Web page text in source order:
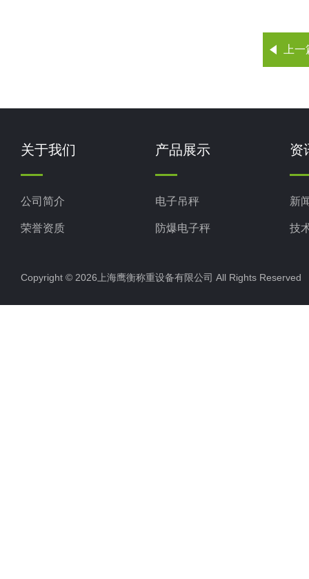
上
关于我们
公司简介
荣誉资质
产品展示
电子吊秤
防爆电子秤
电子汽车衡
电子天平
资
新
技
Copyright © 2026上海鹰衡称重设备有限公司 All Rights